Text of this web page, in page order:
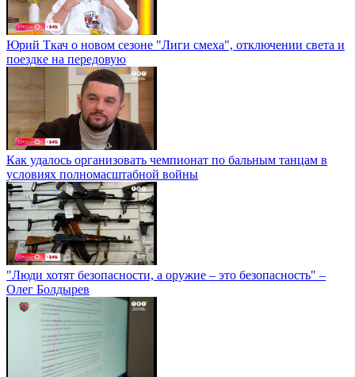
Юрий Ткач о новом сезоне "Лиги смеха", отключении света и
поездке на передовую
Как удалось организовать чемпионат по бальным танцам в
условиях полномасштабной войны
"Люди хотят безопасности, а оружие – это безопасность" –
Олег Болдырев